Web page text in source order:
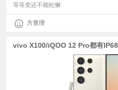
等等党还不能松懈
方查理